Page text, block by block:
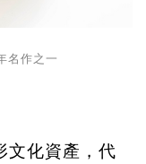
名作之一
文化資產，代